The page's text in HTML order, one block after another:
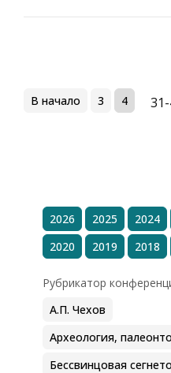
В начало 3 4
2026 2025 2024
2020
2019 2018
Рубрикатор
А.П. Чехов
Археология,
Бессвинцовая